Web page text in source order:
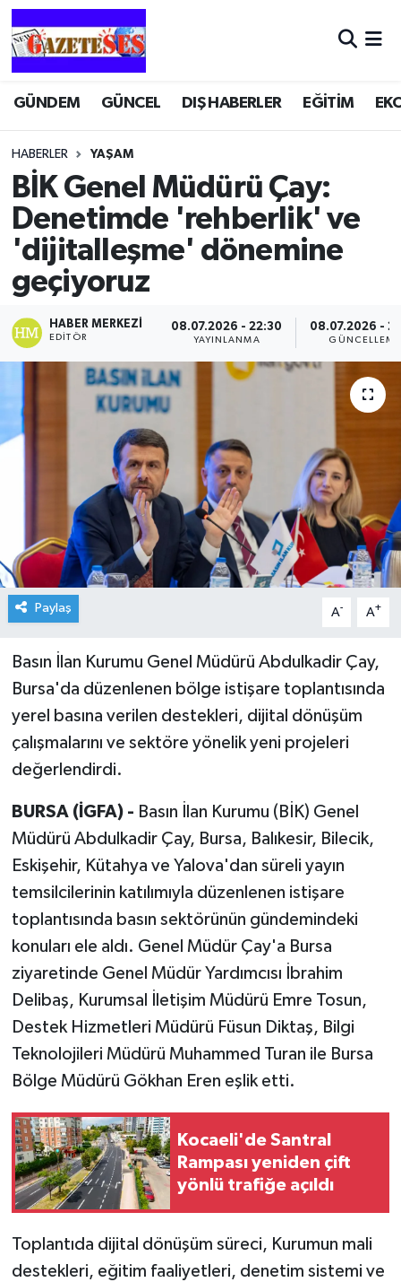
GÜNDEM GÜNCEL DIŞ HABERLER EĞİTİM
HABERLER YAŞAM
BİK Genel Müdürü Çay:
Denetimde 'rehberlik' ve
'dijitalleşme' dönemine
geçiyoruz
HABER MERKEZI
EDITÖR
08.07.2026 - 22:30
YAYINLANMA
08.07.2026 -
GÜNCELLEME
Paylaş A- A+
Basın İlan Kurumu Genel Müdürü Abdulkadir Çay,
Bursa'da düzenlenen bölge istişare toplantısında
yerel basına verilen destekleri, dijital dönüşüm
çalışmalarını ve sektöre yönelik yeni projeleri
değerlendirdi.
BURSA (İGFA) - Basın İlan Kurumu (BİK) Genel
Müdürü Abdulkadir Çay, Bursa, Balıkesir, Bilecik,
Eskişehir, Kütahya ve Yalova'dan süreli yayın
temsilcilerinin katılımıyla düzenlenen istişare
toplantısında basın sektörünün gündemindeki
konuları ele aldı. Genel Müdür Çay'a Bursa
ziyaretinde Genel Müdür Yardımcısı İbrahim
Delibaş, Kurumsal İletişim Müdürü Emre Tosun,
Destek Hizmetleri Müdürü Füsun Diktaş, Bilgi
Teknolojileri Müdürü Muhammed Turan ile Bursa
Bölge Müdürü Gökhan Eren eşlik etti.
Kocaeli'de Santral
Rampası yeniden çift
yönlü trafiğe açıldı
Toplantıda dijital dönüşüm süreci, Kurumun mali
destekleri, eğitim faaliyetleri, denetim sistemi ve